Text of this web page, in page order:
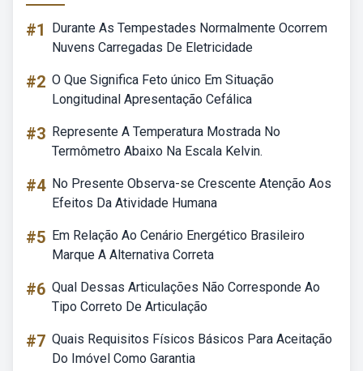
#1
Durante As Tempestades Normalmente Ocorrem
Nuvens Carregadas De Eletricidade
#2 O Que Significa Feto único Em Situação
Longitudinal Apresentação Cefálica
#3 Represente A Temperatura Mostrada No
Termômetro Abaixo Na Escala Kelvin.
#4 No Presente Observa-se Crescente Atenção Aos
Efeitos Da Atividade Humana
#5 Em Relação Ao Cenário Energético Brasileiro
Marque A Alternativa Correta
#6 Qual Dessas Articulações Não Corresponde Ao
Tipo Correto De Articulação
#7 Quais Requisitos Físicos Básicos Para Aceitação
Do Imóvel Como Garantia